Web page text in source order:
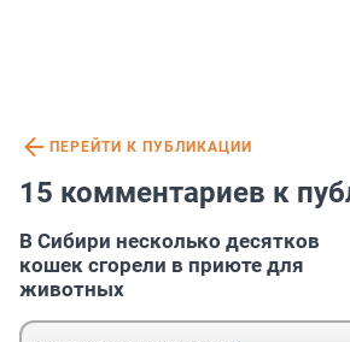
ПЕРЕЙТИ К ПУБЛИКАЦИИ
15 комментариев к
В Сибири несколько десятков
кошек сгорели в приюте для
животных